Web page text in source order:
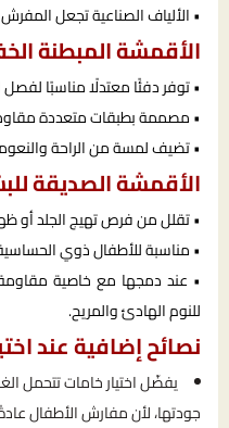
• الألياف الصناعية تجعل
الأقمشة المبطنة
• توفر دفئًا معتدلًا مناسبًا
• مصممة بطبقات متعددة
• تضيف لمسة من الراحة
الأقمشة الصديقة
• تقلل من فرص تهيج الجلد أو
• مناسبة للأطفال ذوي
• عند دمجها مع خاصية
للنوم الهادئ والمريح.
نصائح إضافية عند
يفضّل اختيار خامات تتحمل
جودتها، لأن مفارش الأطفال